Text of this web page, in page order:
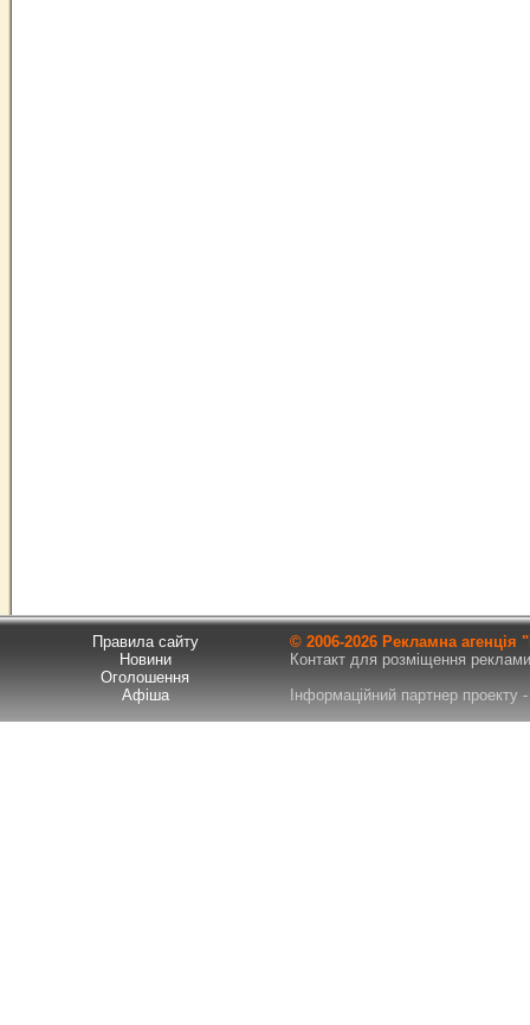
Правила сайту
Новини
Оголошення
Афіша
© 2006-2026 Рекламна
Контакт для розміщення
Інформаційний партнер проекту